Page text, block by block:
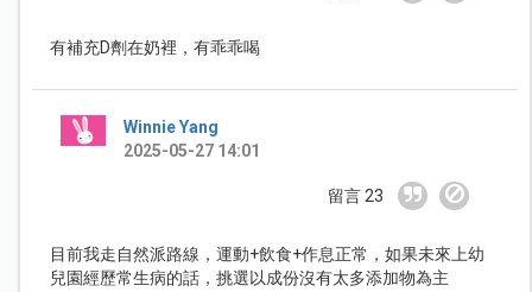
有補充D劑在奶裡，有乖乖喝
Winnie Yang
2025-05-27 14:01
留言 23
目前我走自然派路線，運動+飲食+作息正常，如果未來上幼
兒園經歷常生病的話，挑選以成份沒有太多添加物為主